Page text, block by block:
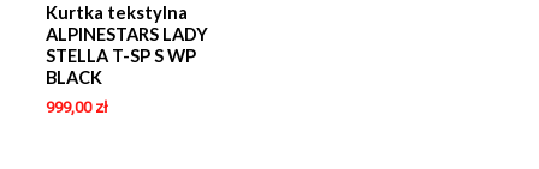
Kurtka tekstylna
ALPINESTARS LADY
STELLA T-SP S WP
BLACK
999,00 zł